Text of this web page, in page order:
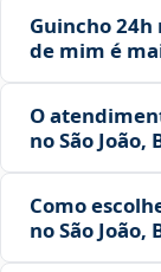
Guincho 24h
de mim é
O
no São João,
Como
no São João,